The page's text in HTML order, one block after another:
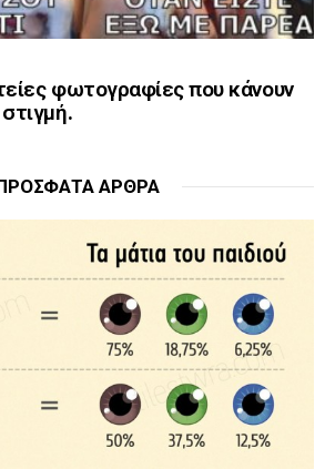
φωτογραφίες που κάνουν
ΆΡΘΡΑ